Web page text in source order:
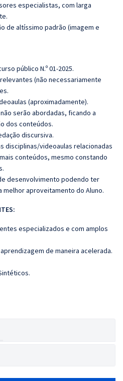
especialistas, com larga
de altíssimo padrão (imagem e
público N.º 01-2025.
(não necessariamente
(aproximadamente).
serão abordadas, ficando a
dos conteúdos.
discursiva.
disciplinas/videoaulas relacionadas
conteúdos, mesmo constando
desenvolvimento podendo ter
melhor aproveitamento do Aluno.
especializados e com amplos
de maneira acelerada.